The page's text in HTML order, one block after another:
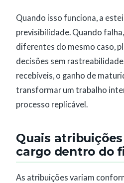
Quando isso funciona, a
previsibilidade. Quando
diferentes do mesmo caso,
decisões sem
recebíveis, o ganho de
transformar um trabalho
processo replicável.
Quais
cargo dentro do
As atribuições variam